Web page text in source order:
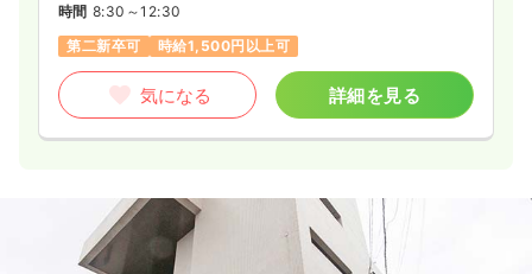
時間 8:30～12:30
第二新卒可
時給1,500円以上可
気になる 詳細を見る